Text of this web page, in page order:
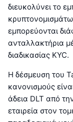
διευκολύνει το
εμπορεύονται
ανταλλακτήρια
διαδικασίας KYC.
Η δέσμευση του
κανονισμούς
άδεια DLT από
εταιρεία στον